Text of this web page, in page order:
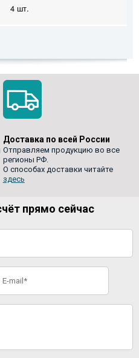
4 шт.
Доставка по всей России
Отправляем продукцию во все
регионы РФ.
О способах доставки читайте
здесь
прямо сейчас